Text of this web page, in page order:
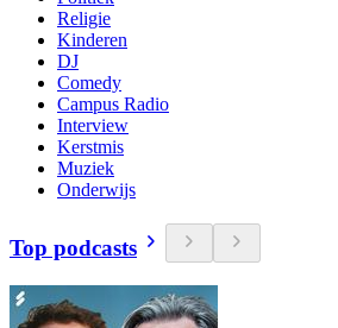
Religie
Kinderen
DJ
Comedy
Campus Radio
Interview
Kerstmis
Muziek
Onderwijs
Top podcasts